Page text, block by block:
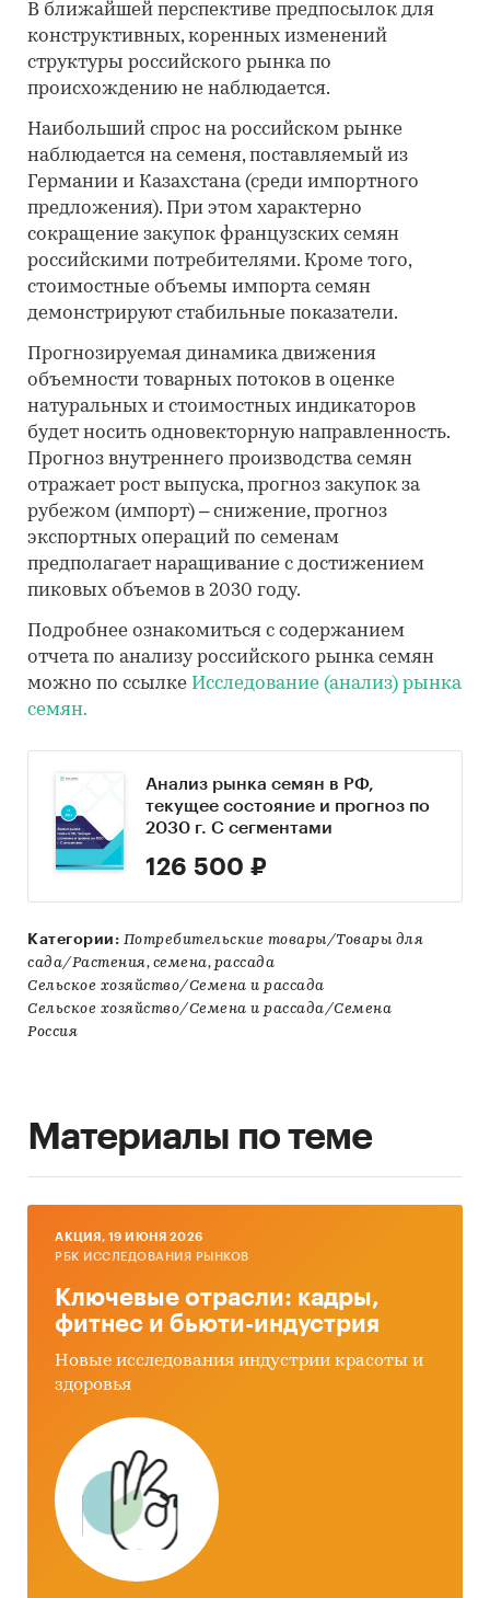
В ближайшей перспективе предпосылок для
конструктивных, коренных изменений
структуры российского рынка по
происхождению не наблюдается.
Наибольший спрос на российском рынке
наблюдается на семеня, поставляемый из
Германии и Казахстана (среди импортного
предложения). При этом характерно
сокращение закупок французских семян
российскими потребителями. Кроме того,
стоимостные объемы импорта семян
демонстрируют стабильные показатели.
Прогнозируемая динамика движения
объемности товарных потоков в оценке
натуральных и стоимостных индикаторов
будет носить одновекторную направленность.
Прогноз внутреннего производства семян
отражает рост выпуска, прогноз закупок за
рубежом (импорт) – снижение, прогноз
экспортных операций по семенам
предполагает наращивание с достижением
пиковых объемов в 2030 году.
Подробнее ознакомиться с содержанием
отчета по анализу российского рынка семян
можно по ссылке Исследование (анализ) рынка
семян.
Анализ рынка семян в РФ,
текущее состояние и прогноз по
2030 г. С сегментами
126 500 ₽
Категории: Потребительские товары/Товары для
сада/Растения, семена, рассада
Сельское хозяйство/Семена и рассада
Сельское хозяйство/Семена и рассада/Семена
Россия
Материалы по теме
AКЦИЯ, 19 ИЮНЯ 2026
РБК ИССЛЕДОВАНИЯ РЫНКОВ
Ключевые отрасли: кадры,
фитнес и бьюти-индустрия
Новые исследования индустрии красоты и
здоровья